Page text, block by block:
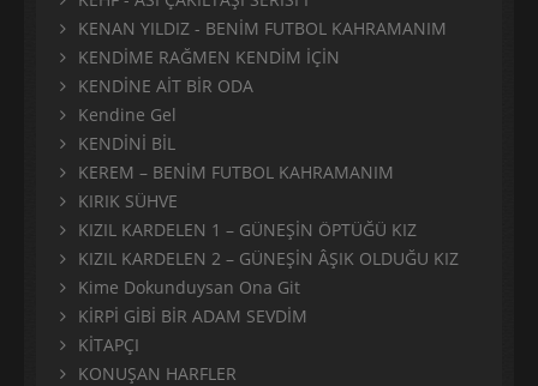
KENAN YILDIZ - BENİM FUTBOL KAHRAMANIM
KENDİME RAĞMEN KENDİM İÇİN
KENDİNE AİT BİR ODA
Kendine Gel
KENDİNİ BİL
KEREM – BENİM FUTBOL KAHRAMANIM
KIRIK SÜHVE
KIZIL KARDELEN 1 – GÜNEŞİN ÖPTÜĞÜ KIZ
KIZIL KARDELEN 2 – GÜNEŞİN ÂŞIK OLDUĞU KIZ
Kime Dokunduysan Ona Git
KİRPİ GİBİ BİR ADAM SEVDİM
KİTAPÇI
KONUŞAN HARFLER